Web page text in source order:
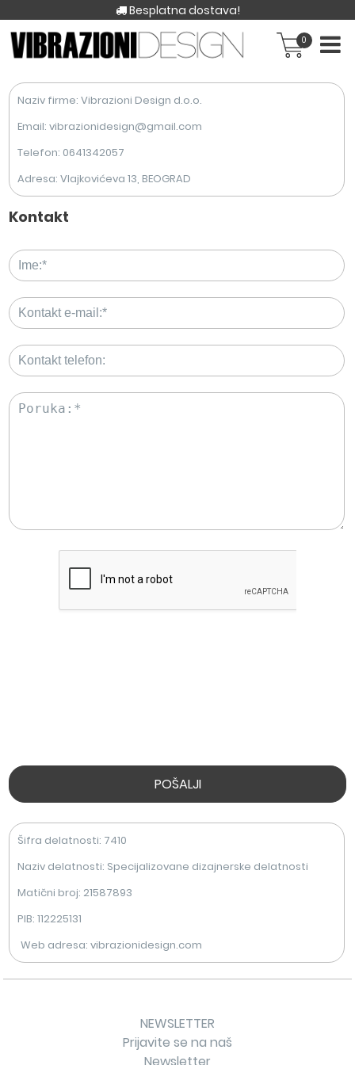
Besplatna dostava!
0
Naziv firme: Vibrazioni Design d.o.o.
Email: vibrazionidesign@gmail.com
Telefon: 0641342057
Adresa: Vlajkovićeva 13, BEOGRAD
Kontakt
Šifra delatnosti: 7410
Naziv delatnosti: Specijalizovane dizajnerske delatnosti
Matični broj: 21587893
PIB: 112225131
Web adresa: vibrazionidesign.com
NEWSLETTER
Prijavite se na naš